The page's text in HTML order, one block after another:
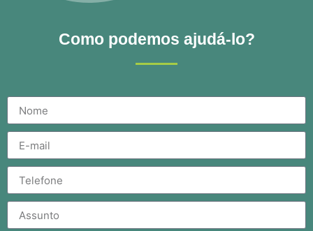
Como podemos ajudá-lo?